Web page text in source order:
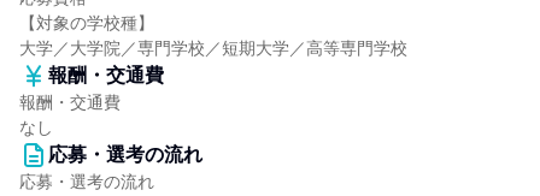
【対象の学校種】
大学／大学院／専門学校／短期大学／高等専門学校
報酬・交通費
報酬・交通費
なし
応募・選考の流れ
応募・選考の流れ